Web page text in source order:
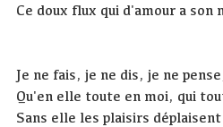
Ce doux flux qui d'amour a son
Je ne fais, je ne dis, je ne
Qu'en elle toute en moi, qui
Sans elle les plaisirs